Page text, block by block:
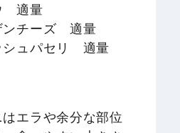
適量
ンチーズ 適量
シュパセリ 適量
エラや余分な部位